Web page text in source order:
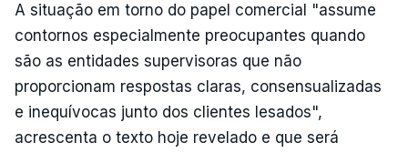
A situação em torno do papel comercial "assume
contornos especialmente preocupantes quando
são as entidades supervisoras que não
proporcionam respostas claras, consensualizadas
e inequívocas junto dos clientes lesados",
acrescenta o texto hoje revelado e que será